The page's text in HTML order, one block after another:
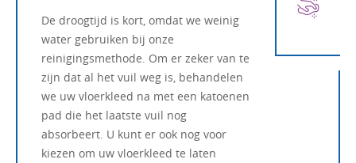
De droogtijd is kort, omdat we weinig
water gebruiken bij onze
reinigingsmethode. Om er zeker van te
zijn dat al het vuil weg is, behandelen
we uw vloerkleed na met een katoenen
pad die het laatste vuil nog
absorbeert. U kunt er ook nog voor
kiezen om uw vloerkleed te laten